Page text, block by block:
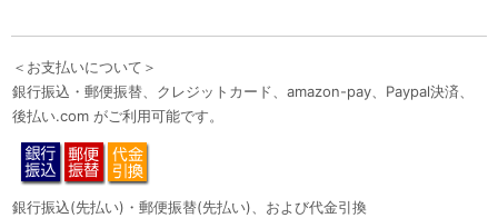
＜お支払いについて＞
銀行振込・郵便振替、クレジットカード、amazon-pay、Paypal決済、
後払い.com がご利用可能です。
銀行振込(先払い)・郵便振替(先払い)、および代金引換